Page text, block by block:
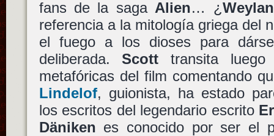
fans de la saga Alien… ¿
referencia a la mitología griega del
el fuego a los dioses para
deliberada.Scott transita luego
metafóricas del film comentando
Lindelof, guionista, ha estado
los escritos del legendario escrito
Däniken es conocido por ser el